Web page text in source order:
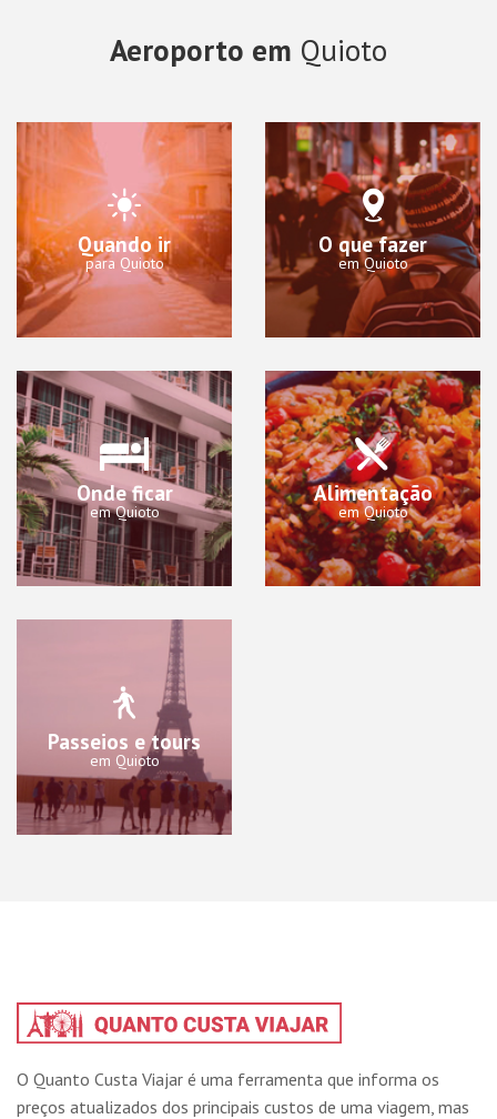
Aeroporto em Quioto
Quando ir
para Quioto
O que fazer
em Quioto
Onde ficar
em Quioto
Alimentação
em Quioto
Passeios e tours
em Quioto
O Quanto Custa Viajar é uma ferramenta que informa os
preços atualizados dos principais custos de uma viagem, mas